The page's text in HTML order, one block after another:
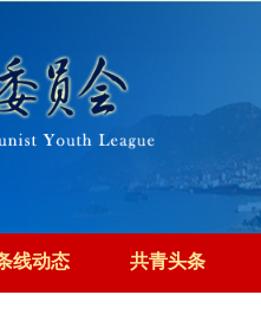
线动态 共青头条